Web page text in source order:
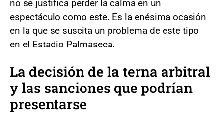
no se justifica perder la calma en un
espectáculo como este. Es la enésima ocasión
en la que se suscita un problema de este tipo
en el Estadio Palmaseca.
La decisión de la terna arbitral
y las sanciones que podrían
presentarse